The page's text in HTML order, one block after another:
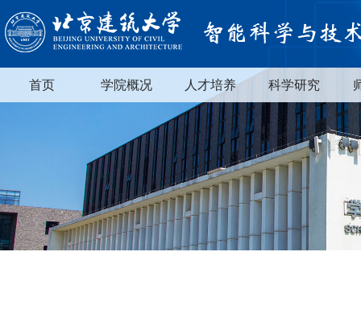
首页 学院概况 人才培养 科学研究